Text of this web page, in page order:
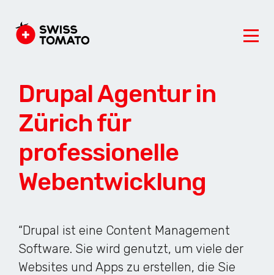
Drupal Agentur in
Zürich für
professionelle
Webentwicklung
“Drupal ist eine Content Management
Software. Sie wird genutzt, um viele der
Websites und Apps zu erstellen, die Sie